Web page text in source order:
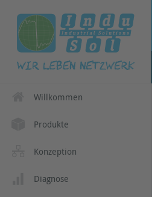
Willkommen
Produkte
Konzeption
Diagnose